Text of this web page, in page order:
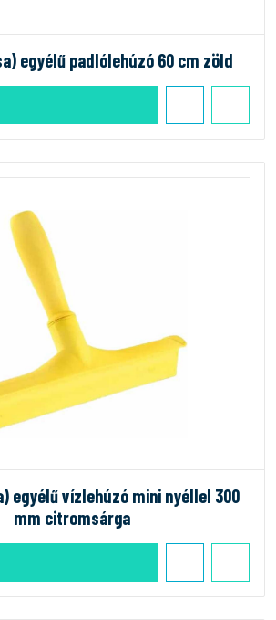
egyélű padlólehúzó 60 cm zöld
egyélű vízlehúzó mini nyéllel 300
mm citromsárga